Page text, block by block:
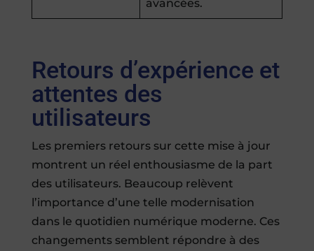
avancées.
Retours d’expérience et
attentes des
utilisateurs
Les premiers retours sur cette mise à jour
montrent un réel enthousiasme de la part
des utilisateurs. Beaucoup relèvent
l’importance d’une telle modernisation
dans le quotidien numérique moderne. Ces
changements semblent répondre à des